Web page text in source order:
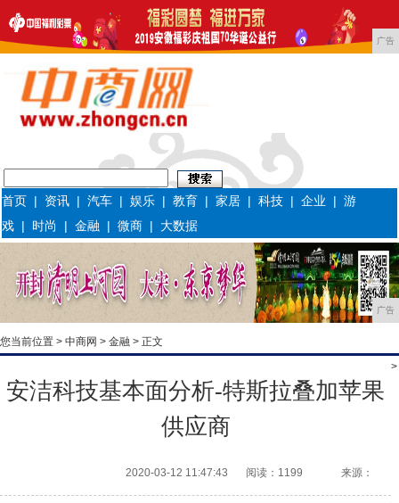
广告
首页 | 资讯 |汽车 |娱乐 |教育 |家居 |科技 |企业 |游
戏 | 时尚 |金融 |微商 | 大数据
广告
您当前位置 > 中商网 > 金融 > 正文
>
安洁科技基本面分析-特斯拉叠加苹果
供应商
2020-03-12 11:47:43 阅读：1199 来源：